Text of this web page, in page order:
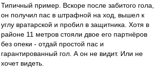
Типичный пример. Вскоре после забитого гола,
он получил пас в штрафной на ход, вышел к
углу вратарской и пробил в защитника. Хотя в
районе 11 метров стояли двое его партнёров
без опеки - отдай простой пас и
гарантированный гол. А он не видит. Или не
хочет видеть.